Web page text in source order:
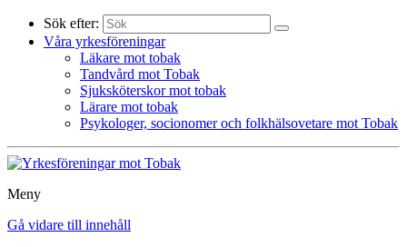
Sök efter:
Våra yrkesföreningar
Läkare mot tobak
Tandvård mot Tobak
Sjuksköterskor mot tobak
Lärare mot tobak
Psykologer, socionomer och folkhälsovetare mot Tobak
Meny
Gå vidare till innehåll